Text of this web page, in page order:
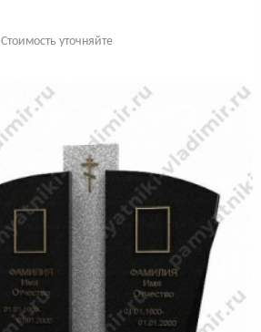
Стоимость уточняйте